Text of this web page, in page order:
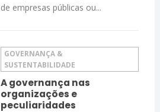
de empresas públicas ou...
GOVERNANÇA &
SUSTENTABILIDADE
A governança nas
organizações e
peculiaridades